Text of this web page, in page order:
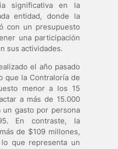
significativa en la
entidad, donde la
con un presupuesto
una participación
sus actividades.
el año pasado
que la Contraloría de
menor a los 15
a más de 15.000
un gasto por persona
En contraste, la
de $109 millones,
que representa un